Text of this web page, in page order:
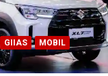
GIIAS
MOBIL